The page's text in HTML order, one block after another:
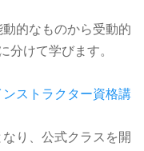
的なものから受動的
分けて学びます。
ストラクター資格講
り、公式クラスを開